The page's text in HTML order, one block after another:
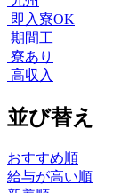
即入寮OK
期間工
寮あり
高収入
並び替え
おすすめ順
給与が高い順